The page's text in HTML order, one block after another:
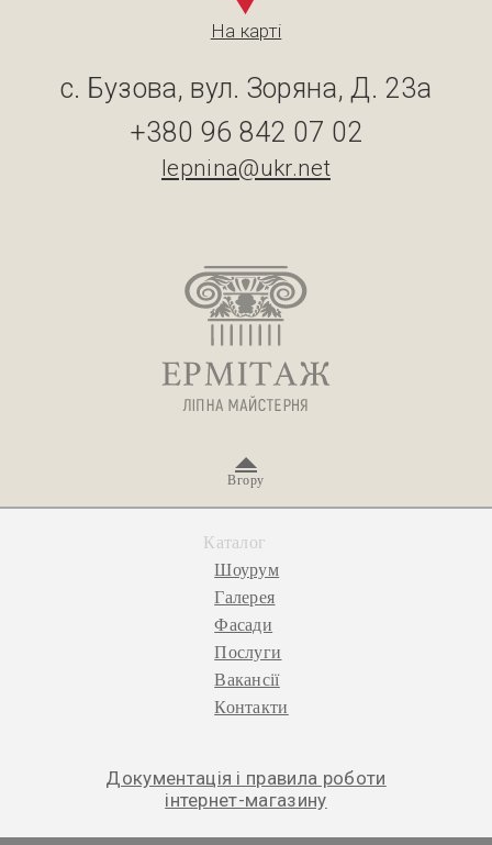
На карті
с. Бузова, вул. Зоряна, Д. 23а
+380 96 842 07 02
lepnina@ukr.net
Вгору
Каталог
Шоурум
Галерея
Фасади
Послуги
Вакансії
Контакти
Документація і правила роботи
інтернет-магазину